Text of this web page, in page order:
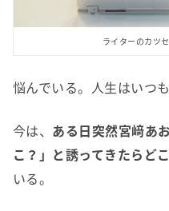
ライターのカツ
悩んでいる。人生はいつ
今は、 ある日突然宮﨑あ
こ？」と誘ってきたらど
いる。